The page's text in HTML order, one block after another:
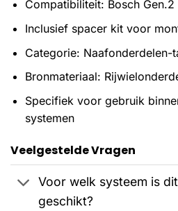
Compatibiliteit: Bosch Gen.2
Inclusief spacer kit voor
Categorie: Naafonderdelen-
Bronmateriaal:
Specifiek voor gebruik
systemen
Veelgestelde Vragen
Voor welk systeem is
geschikt?